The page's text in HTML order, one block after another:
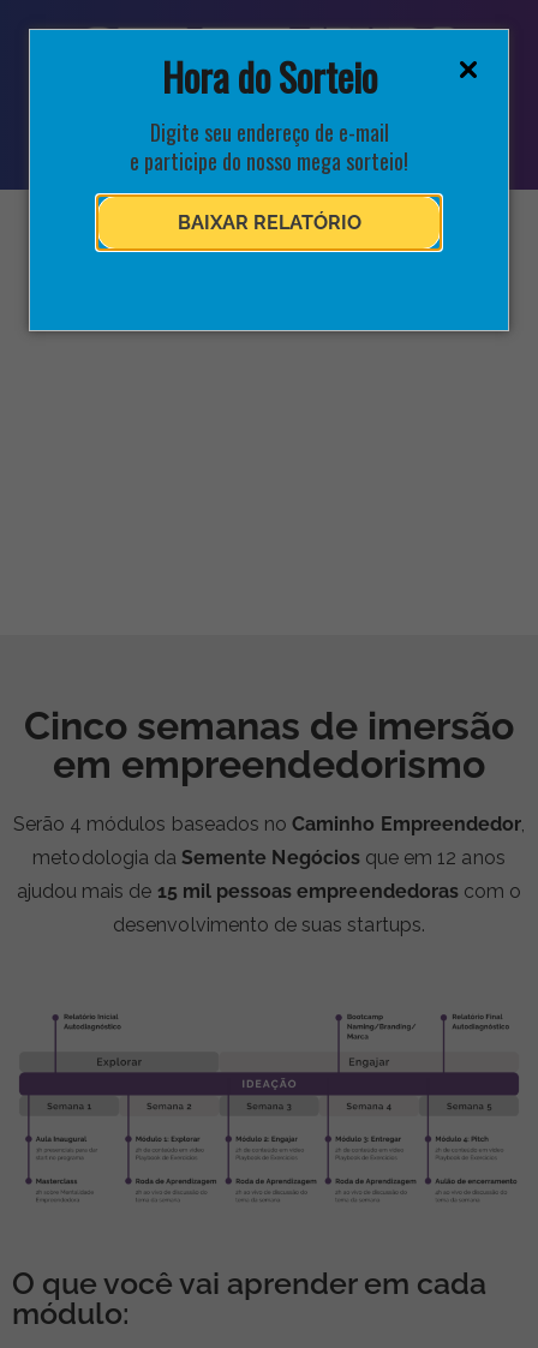
Hora do Sorteio
Digite seu endereço de e-mail
e participe do nosso mega sorteio!
BAIXAR RELATÓRIO
Aprenda a tirar a sua
ideia do papel e
Cinco semanas de imersão
em empreendedorismo
Serão 4 módulos baseados noCaminho Empreendedor,
metodologia daSemente Negóciosque em 12 anos
ajudou mais de 15 mil pessoas empreendedorascom o
desenvolvimento de suas startups.
O que você vai aprender em cada
módulo: